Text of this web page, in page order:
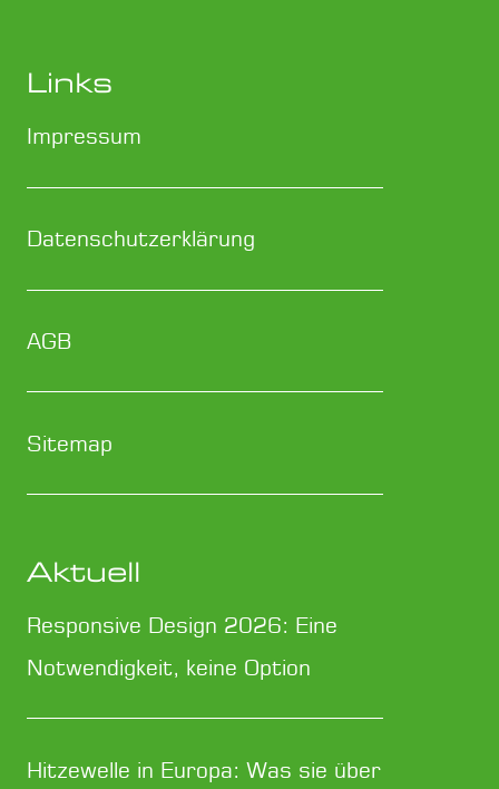
Links
Impressum
Datenschutzerklärung
AGB
Sitemap
Aktuell
Responsive Design 2026: Eine
Notwendigkeit, keine Option
Hitzewelle in Europa: Was sie über